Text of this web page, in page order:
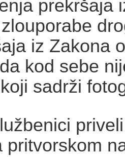
prekršaja
iz Zakona
kod sebe
sadrži
pritvorskom